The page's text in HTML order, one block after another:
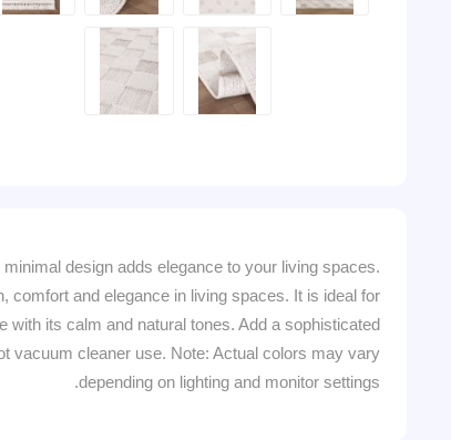
design adds elegance to your living spaces.
comfort and elegance in living spaces. It is ideal for
its calm and natural tones. Add a sophisticated
vacuum cleaner use. Note: Actual colors may vary
depending on lighting and monitor settings.